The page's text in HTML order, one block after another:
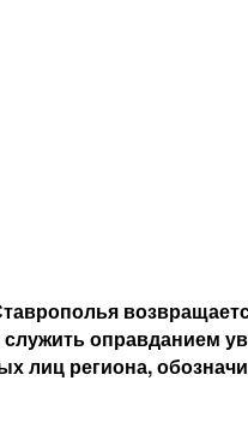
оправданием
лиц региона,